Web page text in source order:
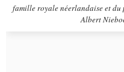
famille royale néerlandaise et
Albert